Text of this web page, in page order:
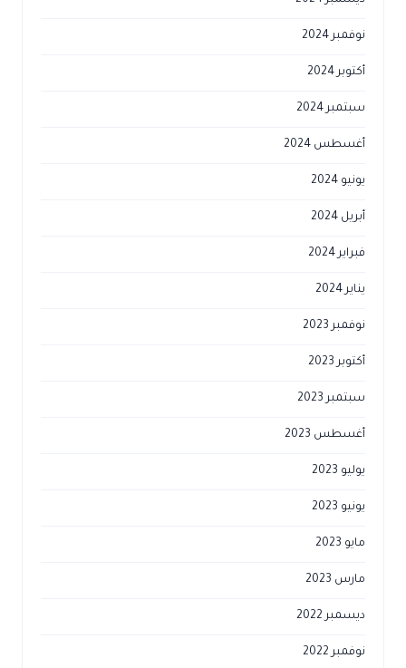
نوفمبر 2024
أكتوبر 2024
سبتمبر 2024
أغسطس 2024
يونيو 2024
أبريل 2024
فبراير 2024
يناير 2024
نوفمبر 2023
أكتوبر 2023
سبتمبر 2023
أغسطس 2023
يوليو 2023
يونيو 2023
مايو 2023
مارس 2023
ديسمبر 2022
نوفمبر 2022